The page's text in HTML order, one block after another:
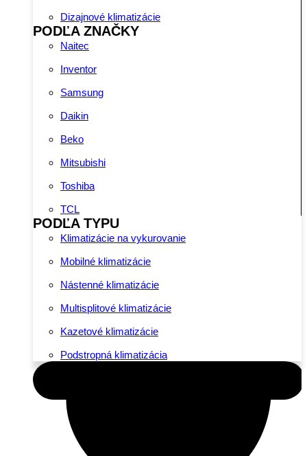
Dizajnové klimatizácie
PODĽA ZNAČKY
Naitec
Inventor
Samsung
Daikin
Beko
Mitsubishi
Toshiba
TCL
PODĽA TYPU
Klimatizácie na vykurovanie
Mobilné klimatizácie
Nástenné klimatizácie
Multisplitové klimatizácie
Kazetové klimatizácie
Podstropná klimatizácia